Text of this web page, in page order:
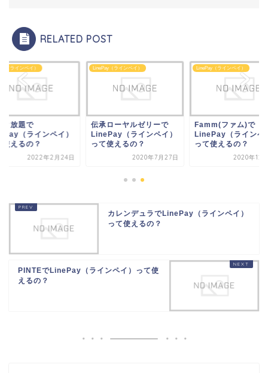
RELATED POST
（ラインペイ）
ク放題で
（ラインペイ）
使えるの？
2022年2月24日
LinePay（ラインペイ）
伝承ローヤルゼリーで
LinePay（ラインペイ）
って使えるの？
2020年7月27日
LinePay（ラインペイ）
Famm(ファム)で
LinePay（ラインペ
って使えるの？
2020年12
カレンデュラでLinePay（ラインペイ）
って使えるの？
PINTEでLinePay（ラインペイ）って使
えるの？